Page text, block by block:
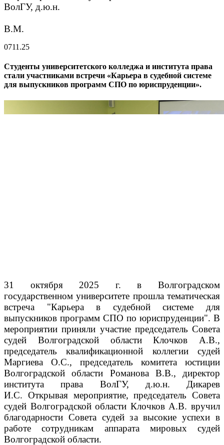
ВолГУ, д.ю.н.
В.М.
0711.25
Студенты университетского колледжа и института права
стали участниками встречи «Карьера в судебной системе
для выпускников программ СПО по юриспруденции».
31 октября 2025 г. в Волгоградском
государственном университете прошла тематическая
встреча "Карьера в судебной системе для
выпускников программ СПО по юриспруденции". В
мероприятии приняли участие председатель Совета
судей Волгоградской области Клочков А.В.,
председатель квалификационной коллегии судей
Маргиева О.С., председатель комитета юстиции
Волгоградской области Романова В.В., директор
института права ВолГУ, д.ю.н. Дикарев
И.С. Открывая мероприятие, председатель Совета
судей Волгоградской области Клочков А.В. вручил
благодарности Совета судей за высокие успехи в
работе сотрудникам аппарата мировых судей
Волгоградской области.